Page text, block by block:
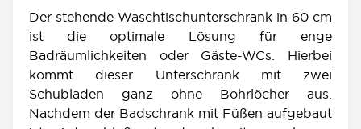
Der stehende Waschtischunterschrank in 60 cm
ist die optimale Lösung für enge
Badräumlichkeiten oder Gäste-WCs. Hierbei
kommt dieser Unterschrank mit zwei
Schubladen ganz ohne Bohrlöcher aus.
Nachdem der Badschrank mit Füßen aufgebaut